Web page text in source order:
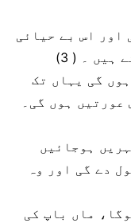
اور اس بے حیائی
۔ ( 3)
گی یہاں تک
عورتیں ہوں گی۔
ہوجائیں
کھول دے گی اور وہ
ماں باپ کی